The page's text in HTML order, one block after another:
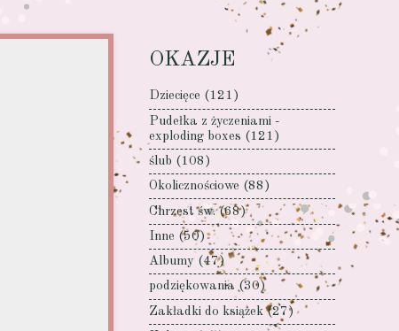
OKAZJE
Dziecięce (121)
Pudełka z życzeniami -
exploding boxes (121)
ślub (108)
Okolicznościowe (88)
Chrzest św. (68)
Inne (50)
Albumy (47)
podziękowania (30)
Zakładki do książek (27)